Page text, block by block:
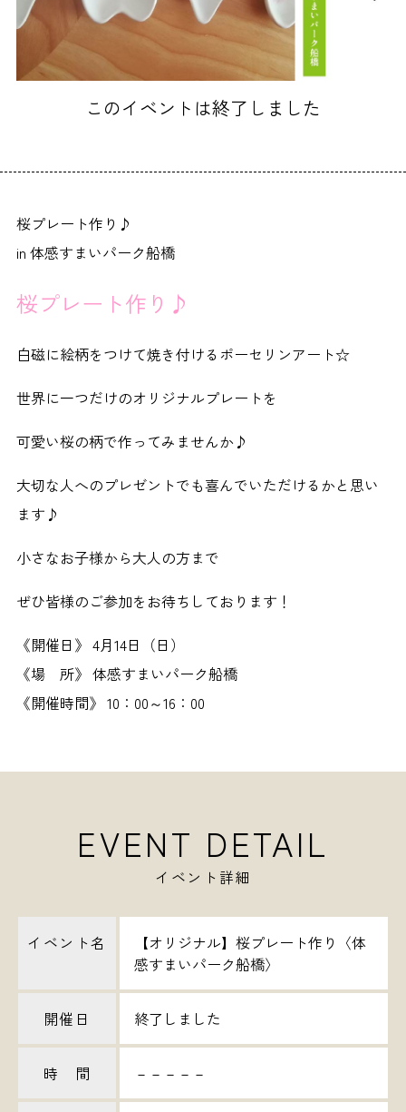
このイベントは終了しました
桜プレート作り♪
in 体感すまいパーク船橋
桜プレート作り♪
白磁に絵柄をつけて焼き付けるポーセリンアート☆
世界に一つだけのオリジナルプレートを
可愛い桜の柄で作ってみませんか♪
大切な人へのプレゼントでも喜んでいただけるかと思い
ます♪
小さなお子様から大人の方まで
ぜひ皆様のご参加をお待ちしております！
《開催日》 4月14日（日）
《場 所》 体感すまいパーク船橋
《開催時間》 10：00～16：00
EVENT DETAIL
イベント詳細
イベント名
【オリジナル】桜プレート作り〈体
感すまいパーク船橋〉
開催日 終了しました
時 間 －－－－－